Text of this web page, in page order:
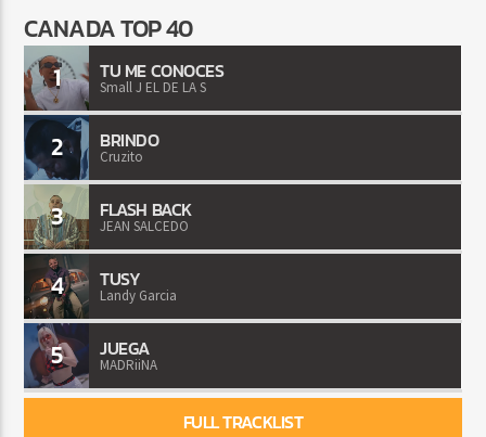
CANADA TOP 40
1 TU ME CONOCES
Small J EL DE LA S
2 BRINDO
Cruzito
3 FLASH BACK
JEAN SALCEDO
4 TUSY
Landy Garcia
5 JUEGA
MADRiiNA
FULL TRACKLIST